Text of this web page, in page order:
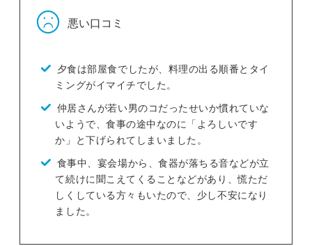
悪い口コミ
夕食は部屋食でしたが、料理の出る順番とタイ
ミングがイマイチでした。
仲居さんが若い男のコだったせいか慣れていな
いようで、食事の途中なのに「よろしいです
か」と下げられてしまいました。
食事中、宴会場から、食器が落ちる音などが立
て続けに聞こえてくることなどがあり、慌ただ
しくしている方々もいたので、少し不安になり
ました。